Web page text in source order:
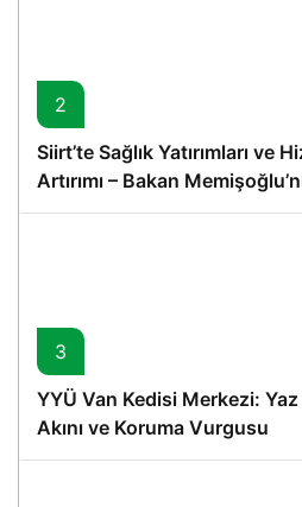
2
Siirt’te Sağlık Yatırımları ve
Artırımı – Bakan
3
YYÜ Van Kedisi Merkezi:
Akını ve Koruma Vurgusu